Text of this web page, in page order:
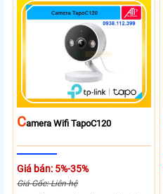
CAmera Wifi TapoC120
Giá bán: 5%-35%
Giá Gốc: Liên hệ